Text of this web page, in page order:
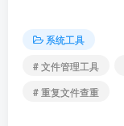
系统工具
# 文件管理工具
# 重复文件查重